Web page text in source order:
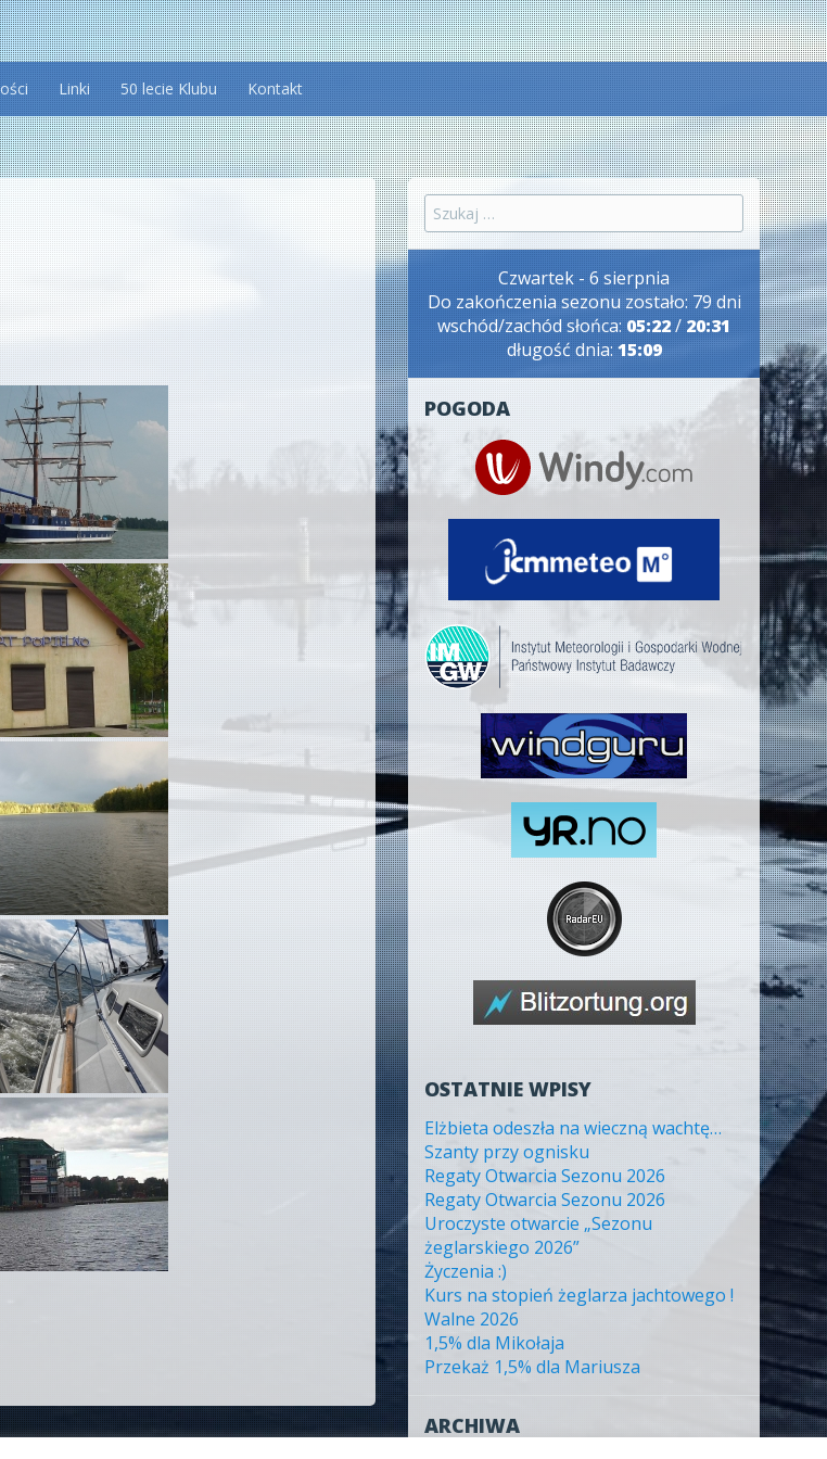
Linki 50 lecie Klubu Kontakt
Szukaj:
Czwartek - 6 sierpnia
Do zakończenia sezonu zostało: 79 dni
wschód/zachód słońca:05:22/20:31
długość dnia:15:09
POGODA
OSTATNIE WPISY
Elżbieta odeszła na wieczną wachtę…
Szanty przy ognisku
Regaty Otwarcia Sezonu 2026
Regaty Otwarcia Sezonu 2026
Uroczyste otwarcie „Sezonu
żeglarskiego 2026”
Życzenia :)
Kurs na stopień żeglarza jachtowego !
Walne 2026
1,5% dla Mikołaja
Przekaż 1,5% dla Mariusza
ARCHIWA